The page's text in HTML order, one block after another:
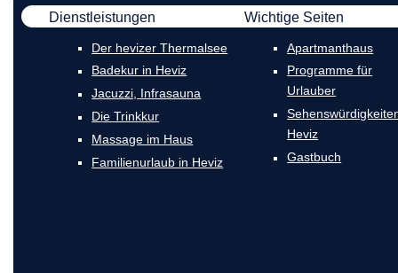
Dienstleistungen
Der hevizer Thermalsee
Badekur in Heviz
Jacuzzi, Infrasauna
Die Trinkkur
Massage im Haus
Familienurlaub in Heviz
Wichtige Seiten
Apartmanthaus
Programme für
Urlauber
Heviz
Gastbuch